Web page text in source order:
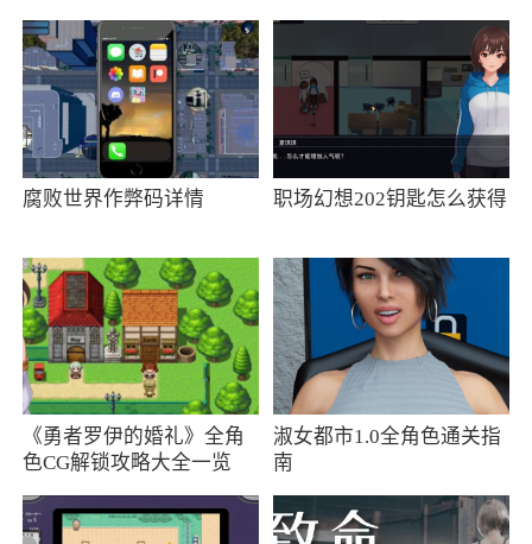
流量活动。
【红包福利】每天定时抢红包，同时收集各
种红包活动；
【抖音爆款】边看边买，好不好先看视频。
腐败世界作弊码详情 职场幻想202钥匙怎么获得
《勇者罗伊的婚礼》全角
色CG解锁攻略大全一览
淑女都市1.0全角色通关指
南